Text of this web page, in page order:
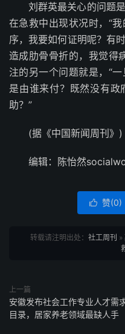
刘群英最关心的问题
在急救中出现状况时，“
序，我要如何证明呢？有
造成肋骨骨折的，我觉得
注的另一个问题就是，“
是由谁来付？既然没有政
助？”
(据《中国新闻周刊》)
编辑：陈怡然
 赞(0)
转载请注明出处： 社工周刊 »
上一篇
安徽发布社会工作专业人才需
目录，居家养老领域最缺人手